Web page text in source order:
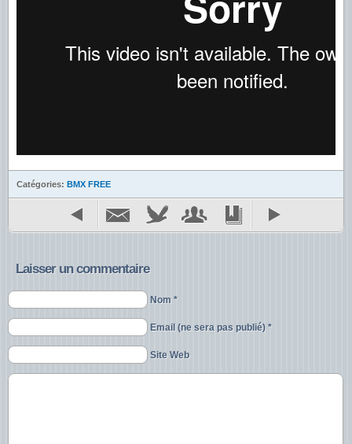
Catégories: BMX FREE
Laisser un commentaire
Nom *
Email (ne sera pas publié) *
Site Web